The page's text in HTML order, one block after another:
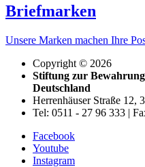
Briefmarken
Unsere Marken machen Ihre
Copyright © 2026
Stiftung zur
Deutschland
Herrenhäuser Straße 12,
Tel: 0511 - 27 96 333 |
Facebook
Youtube
Instagram